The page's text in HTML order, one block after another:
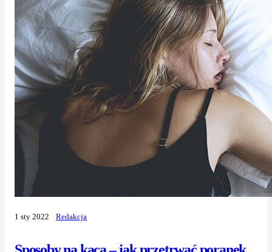
1 sty 2022 Redakcja